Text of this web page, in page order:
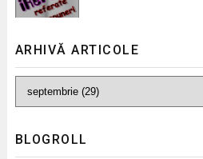
ARHIVĂ ARTICOLE
BLOGROLL